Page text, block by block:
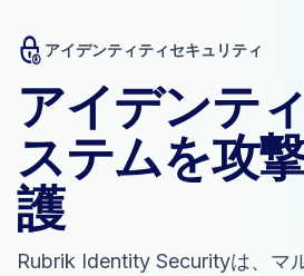
アイデンティティセキュリティ
アイデンテ
ステムを攻
護
Rubrik Identity Securityは、マ